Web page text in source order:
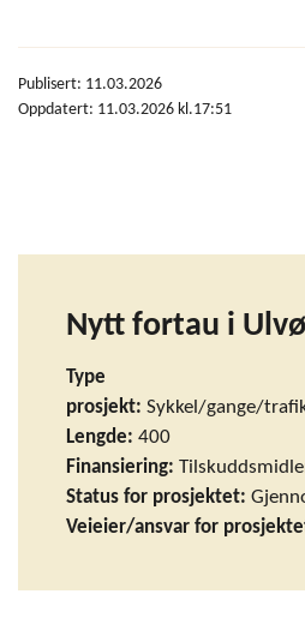
Publisert: 11.03.2026
Oppdatert: 11.03.2026 kl.17:51
Nytt fortau i
Type
prosjekt: Sykkel/gange/
Lengde: 400
Finansiering:
Status for prosjektet:
Veieier/ansvar for